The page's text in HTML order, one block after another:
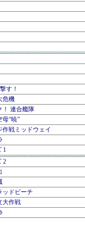
す！
危機
！ 連合艦隊
母“暁”
作戦ミッドウェイ
1
2
ッドビーチ
大作戦